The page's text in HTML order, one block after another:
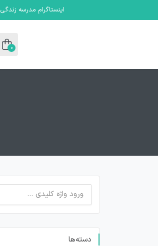
اینستاگرام مدرسه زندگی
0
جستجو
برای:
دسته‌ها